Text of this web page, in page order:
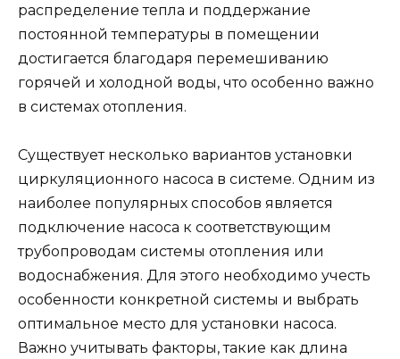
распределение тепла и поддержание
постоянной температуры в помещении
достигается благодаря перемешиванию
горячей и холодной воды, что особенно важно
в системах отопления.
Существует несколько вариантов установки
циркуляционного насоса в системе. Одним из
наиболее популярных способов является
подключение насоса к соответствующим
трубопроводам системы отопления или
водоснабжения. Для этого необходимо учесть
особенности конкретной системы и выбрать
оптимальное место для установки насоса.
Важно учитывать факторы, такие как длина